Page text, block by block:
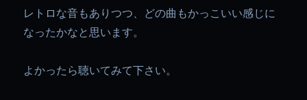
レトロな音もありつつ、どの曲もかっこいい感じに
なったかなと思います。
よかったら聴いてみて下さい。